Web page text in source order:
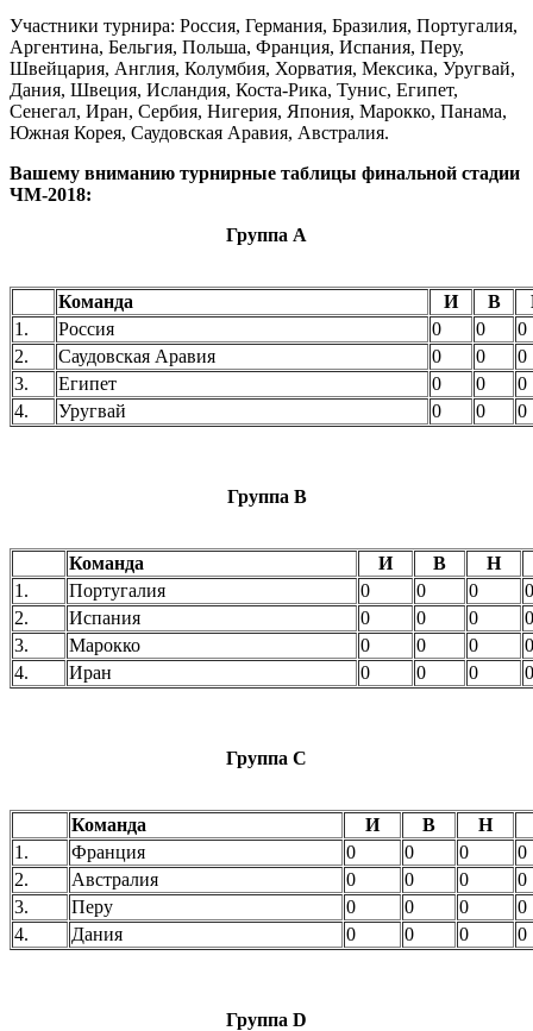
Участники турнира: Россия, Германия, Бразилия, Португалия,
Аргентина, Бельгия, Польша, Франция, Испания, Перу,
Швейцария, Англия, Колумбия, Хорватия, Мексика, Уругвай,
Дания, Швеция, Исландия, Коста-Рика, Тунис, Египет,
Сенегал, Иран, Сербия, Нигерия, Япония, Марокко, Панама,
Южная Корея, Саудовская Аравия, Австралия.
Вашему вниманию турнирные таблицы финальной стадии
ЧМ-2018:
Группа А
Команда И В
1.
Россия 0 0
0
2.
Саудовская Аравия 0 0
0
3.
Египет 0 0
0
4.
Уругвай 0 0 0
Группа B
Команда И В
Н
1.
Португалия 0 0 0
0
2.
Испания 0 0 0
0
3.
Марокко 0 0 0
0
4.
Иран 0 0 0 0
Группа C
Команда И В
Н
1.
Франция 0 0 0
0
2.
Австралия 0 0 0
0
3.
Перу 0 0 0
0
4.
Дания 0 0 0 0
Группа D